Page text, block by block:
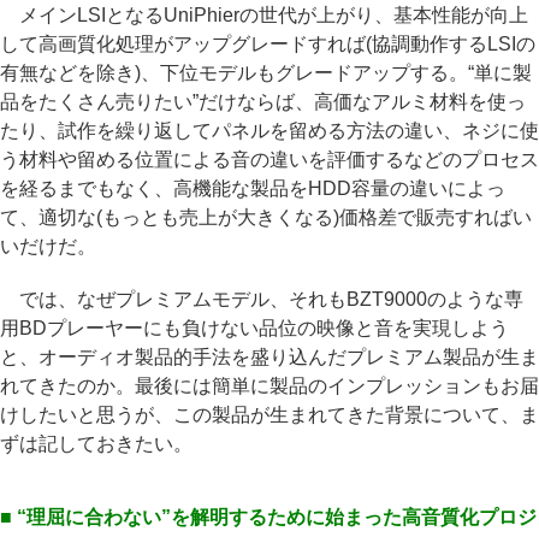
メインLSIとなるUniPhierの世代が上がり、基本性能が向上
して高画質化処理がアップグレードすれば(協調動作するLSIの
有無などを除き)、下位モデルもグレードアップする。“単に製
品をたくさん売りたい”だけならば、高価なアルミ材料を使っ
たり、試作を繰り返してパネルを留める方法の違い、ネジに使
う材料や留める位置による音の違いを評価するなどのプロセス
を経るまでもなく、高機能な製品をHDD容量の違いによっ
て、適切な(もっとも売上が大きくなる)価格差で販売すればい
いだけだ。
では、なぜプレミアムモデル、それもBZT9000のような専
用BDプレーヤーにも負けない品位の映像と音を実現しよう
と、オーディオ製品的手法を盛り込んだプレミアム製品が生ま
れてきたのか。最後には簡単に製品のインプレッションもお届
けしたいと思うが、この製品が生まれてきた背景について、ま
ずは記しておきたい。
■ “理屈に合わない”を解明するために始まった高音質化プロジ